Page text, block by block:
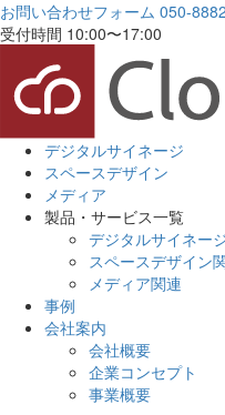
お問い合わせフォーム 050-
受付時間 10:00〜17:00
デジタルサイネージ
スペースデザイン
メディア
製品・サービス一覧
デジタルサイネー
スペースデザイン
メディア関連
事例
会社案内
会社概要
企業コンセプト
事業概要